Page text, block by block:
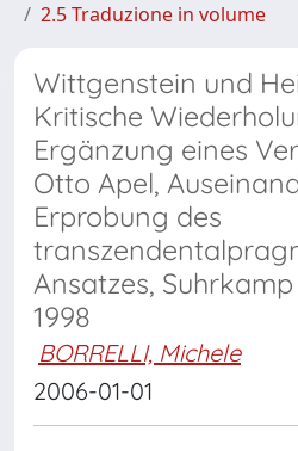
2.5 Traduzione in volume
Wittgenstein und
Kritische
Ergänzung eines
Otto Apel,
Erprobung des
Ansatzes,
1998
BORRELLI, Michele
2006-01-01